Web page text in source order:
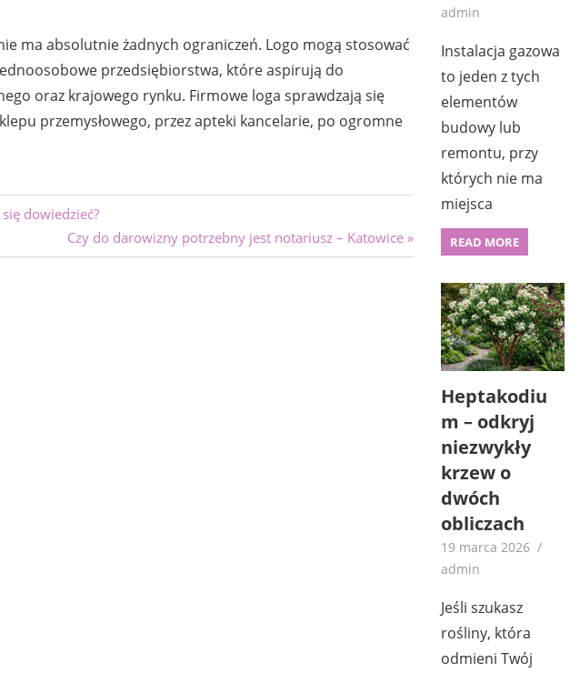
ma absolutnie żadnych ograniczeń. Logo mogą stosować
przedsiębiorstwa, które aspirują do
oraz krajowego rynku. Firmowe loga sprawdzają się
przemysłowego, przez apteki kancelarie, po ogromne
dowiedzieć?
Next
Post:
Czy do darowizny potrzebny jest notariusz – Katowice
admin
Instalacja gazowa
to jeden z tych
elementów
budowy lub
remontu, przy
których nie ma
miejsca
READ MORE
Heptakodiu
m – odkryj
niezwykły
krzew o
dwóch
obliczach
19 marca 2026
admin
Jeśli szukasz
rośliny, która
odmieni Twój